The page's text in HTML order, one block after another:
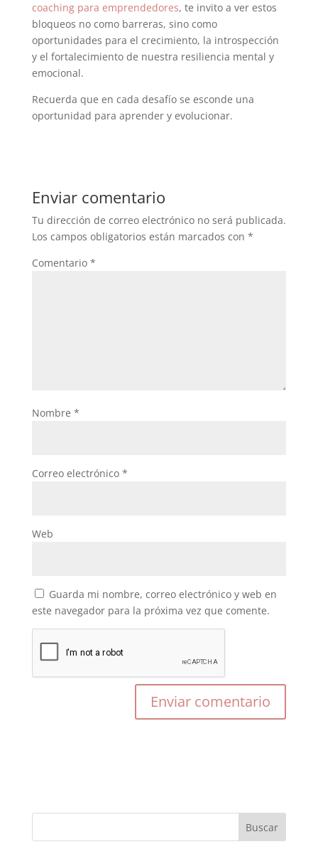
coaching para emprendedores, te invito a ver estos
bloqueos no como barreras, sino como
oportunidades para el crecimiento, la introspección
y el fortalecimiento de nuestra resiliencia mental y
emocional.
Recuerda que en cada desafío se esconde una
oportunidad para aprender y evolucionar.
Enviar comentario
Tu dirección de correo electrónico no será publicada.
Los campos obligatorios están marcados con *
Comentario *
Nombre *
Correo electrónico *
Web
Guarda mi nombre, correo electrónico y web en
este navegador para la próxima vez que comente.
Buscar